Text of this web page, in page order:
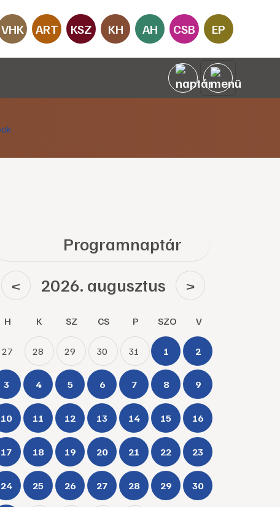
VHK ART KSZ KH AH CSB EP
Programnaptár
< 2026. augusztus >
H K SZ CS P SZO V
27 28 29 30 31 1 2
3 4 5 6 7 8 9
10 11 12 13 14 15 16
17 18 19 20 21 22 23
24 25 26 27 28 29 30